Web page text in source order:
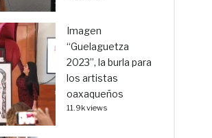
Imagen
“Guelaguetza
2023”, la burla para
los artistas
oaxaqueños
11.9k views